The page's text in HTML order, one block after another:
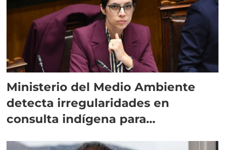
Ministerio del Medio Ambiente
detecta irregularidades en
consulta indígena para